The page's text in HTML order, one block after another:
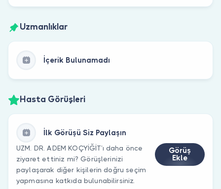
Uzmanlıklar
İçerik Bulunamadı
Hasta Görüşleri
İlk Görüşü Siz Paylaşın
UZM. DR. ADEM KOÇYİĞİT’ı daha önce
ziyaret ettiniz mi? Görüşlerinizi
paylaşarak diğer kişilerin doğru seçim
yapmasına katkıda bulunabilirsiniz.
Görüş
Ekle